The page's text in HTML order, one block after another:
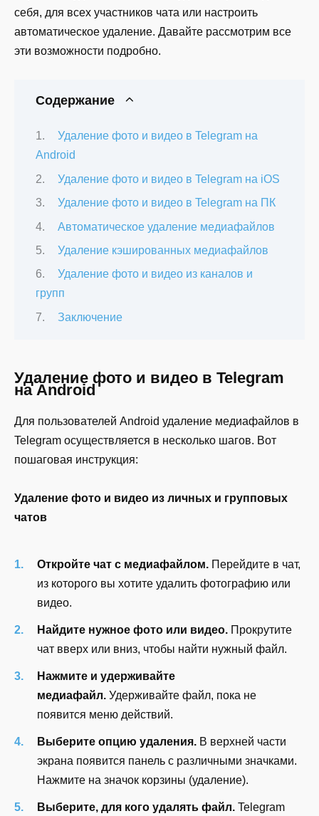
себя, для всех участников чата или настроить
автоматическое удаление. Давайте рассмотрим все
эти возможности подробно.
Содержание
Удаление фото и видео в Telegram на
Android
Удаление фото и видео в Telegram на iOS
Удаление фото и видео в Telegram на ПК
Автоматическое удаление медиафайлов
Удаление кэшированных медиафайлов
Удаление фото и видео из каналов и
групп
Заключение
Удаление фото и видео в Telegram
на Android
Для пользователей Android удаление медиафайлов в
Telegram осуществляется в несколько шагов. Вот
пошаговая инструкция:
Удаление фото и видео из личных и групповых
чатов
Откройте чат с медиафайлом. Перейдите в чат,
из которого вы хотите удалить фотографию или
видео.
Найдите нужное фото или видео. Прокрутите
чат вверх или вниз, чтобы найти нужный файл.
Нажмите и удерживайте
медиафайл. Удерживайте файл, пока не
появится меню действий.
Выберите опцию удаления. В верхней части
экрана появится панель с различными значками.
Нажмите на значок корзины (удаление).
Выберите, для кого удалять файл. Telegram